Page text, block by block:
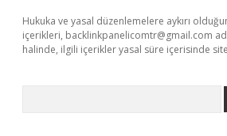
Hukuka ve yasal düzenlemelere aykırı
içerikleri, backlinkpanelicomtr@gmail.com
halinde, ilgili içerikler yasal süre içerisinde